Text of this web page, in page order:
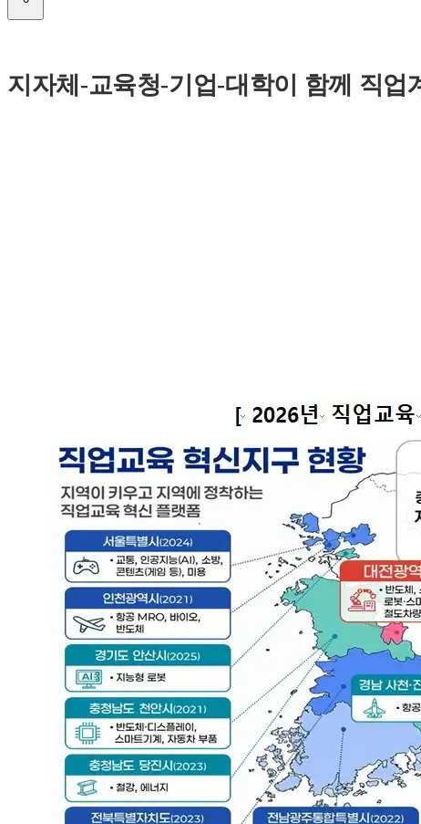
지자체-교육청-기업-대학이 함께 직업